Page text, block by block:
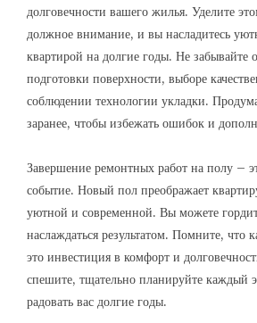
долговечности вашего жилья. Уделите
должное внимание, и вы насладитесь
квартирой на долгие годы. Не забывайте
подготовки поверхности, выборе
соблюдении технологии укладки.
заранее, чтобы избежать ошибок и
Завершение ремонтных работ на полу –
событие. Новый пол преображает
уютной и современной. Вы можете
наслаждаться результатом. Помните, что
это инвестиция в комфорт и
спешите, тщательно планируйте каждый
радовать вас долгие годы.